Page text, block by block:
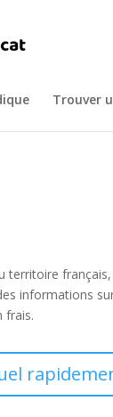
Trouver
informations
frais.